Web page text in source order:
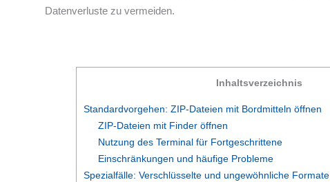
Datenverluste zu vermeiden.
Inhaltsverzeichnis
Standardvorgehen: ZIP-Dateien mit Bordmitteln öffnen
ZIP-Dateien mit Finder öffnen
Nutzung des Terminal für Fortgeschrittene
Einschränkungen und häufige Probleme
Spezialfälle: Verschlüsselte und ungewöhnliche Formate